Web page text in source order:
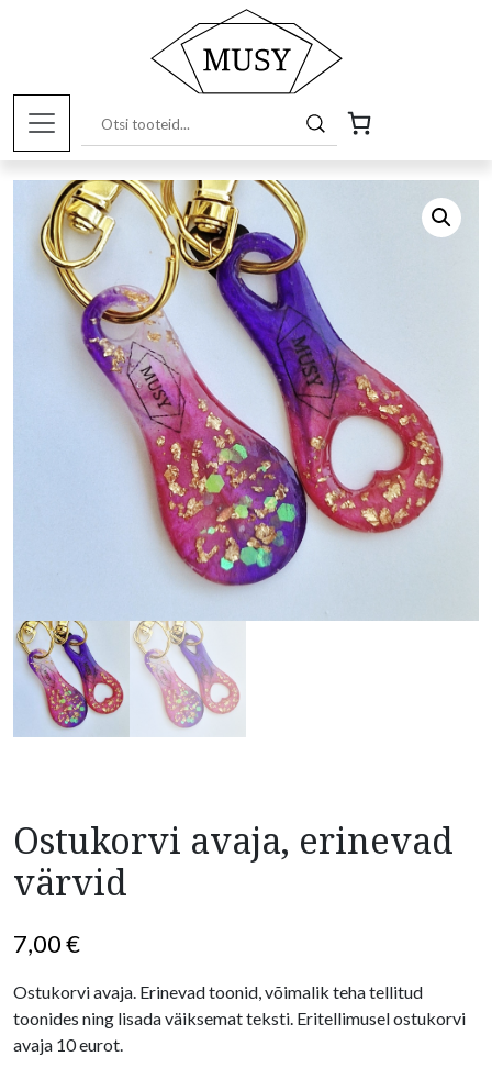
Musy tooted/Muu/ Ostukorvi avaja,
Ostukorvi avaja, erinevad
värvid
7,00€
Ostukorvi avaja. Erinevad toonid, võimalik teha tellitud
toonides ning lisada väiksemat teksti. Eritellimusel ostukorvi
avaja 10 eurot.